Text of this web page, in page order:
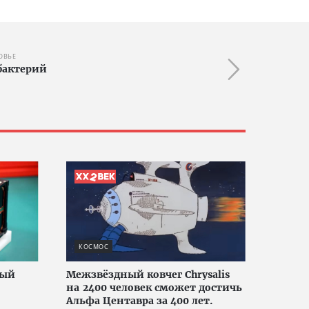
КОСМОС
Межзвёздный ковчег Chrysalis
на 2400 человек сможет достичь
Альфа Центавра за 400 лет.